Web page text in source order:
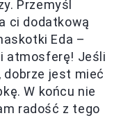
Przemyśl
ci dodatkową
Eda –
atmosferę! Jeśli
dobrze jest mieć
W końcu nie
radość z tego